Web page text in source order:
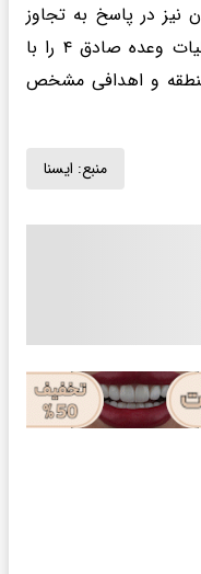
نیز در پاسخ به تجاوز
علیه خاک کشور و دفاع از خود، عملیات وعده صادق ۴ را با
و اهدافی مشخص
منبع: ايسنا